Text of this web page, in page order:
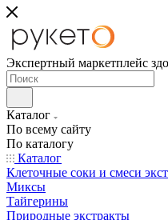
Экспертный маркетплейс
Каталог
По всему сайту
По каталогу
Каталог
Клеточные соки и смеси
Миксы
Тайгерины
Природные экстракты